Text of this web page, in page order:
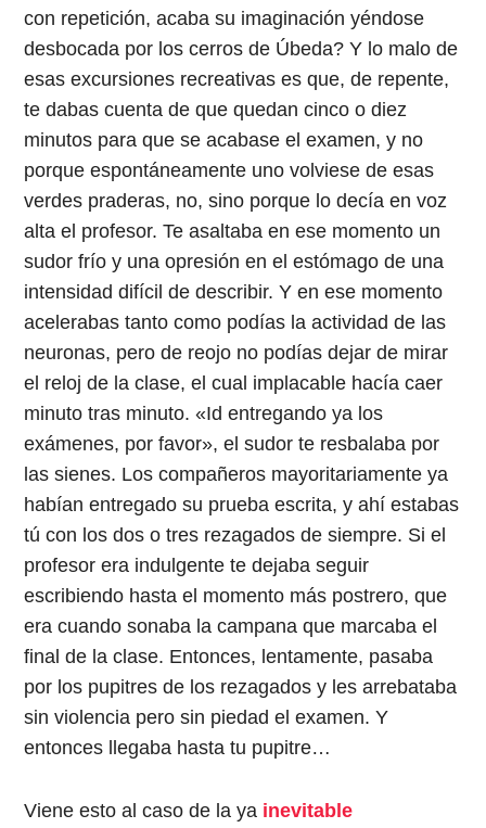
con repetición, acaba su imaginación yéndose
desbocada por los cerros de Úbeda? Y lo malo de
esas excursiones recreativas es que, de repente,
te dabas cuenta de que quedan cinco o diez
minutos para que se acabase el examen, y no
porque espontáneamente uno volviese de esas
verdes praderas, no, sino porque lo decía en voz
alta el profesor. Te asaltaba en ese momento un
sudor frío y una opresión en el estómago de una
intensidad difícil de describir. Y en ese momento
acelerabas tanto como podías la actividad de las
neuronas, pero de reojo no podías dejar de mirar
el reloj de la clase, el cual implacable hacía caer
minuto tras minuto. «Id entregando ya los
exámenes, por favor», el sudor te resbalaba por
las sienes. Los compañeros mayoritariamente ya
habían entregado su prueba escrita, y ahí estabas
tú con los dos o tres rezagados de siempre. Si el
profesor era indulgente te dejaba seguir
escribiendo hasta el momento más postrero, que
era cuando sonaba la campana que marcaba el
final de la clase. Entonces, lentamente, pasaba
por los pupitres de los rezagados y les arrebataba
sin violencia pero sin piedad el examen. Y
entonces llegaba hasta tu pupitre…
Viene esto al caso de la ya inevitable